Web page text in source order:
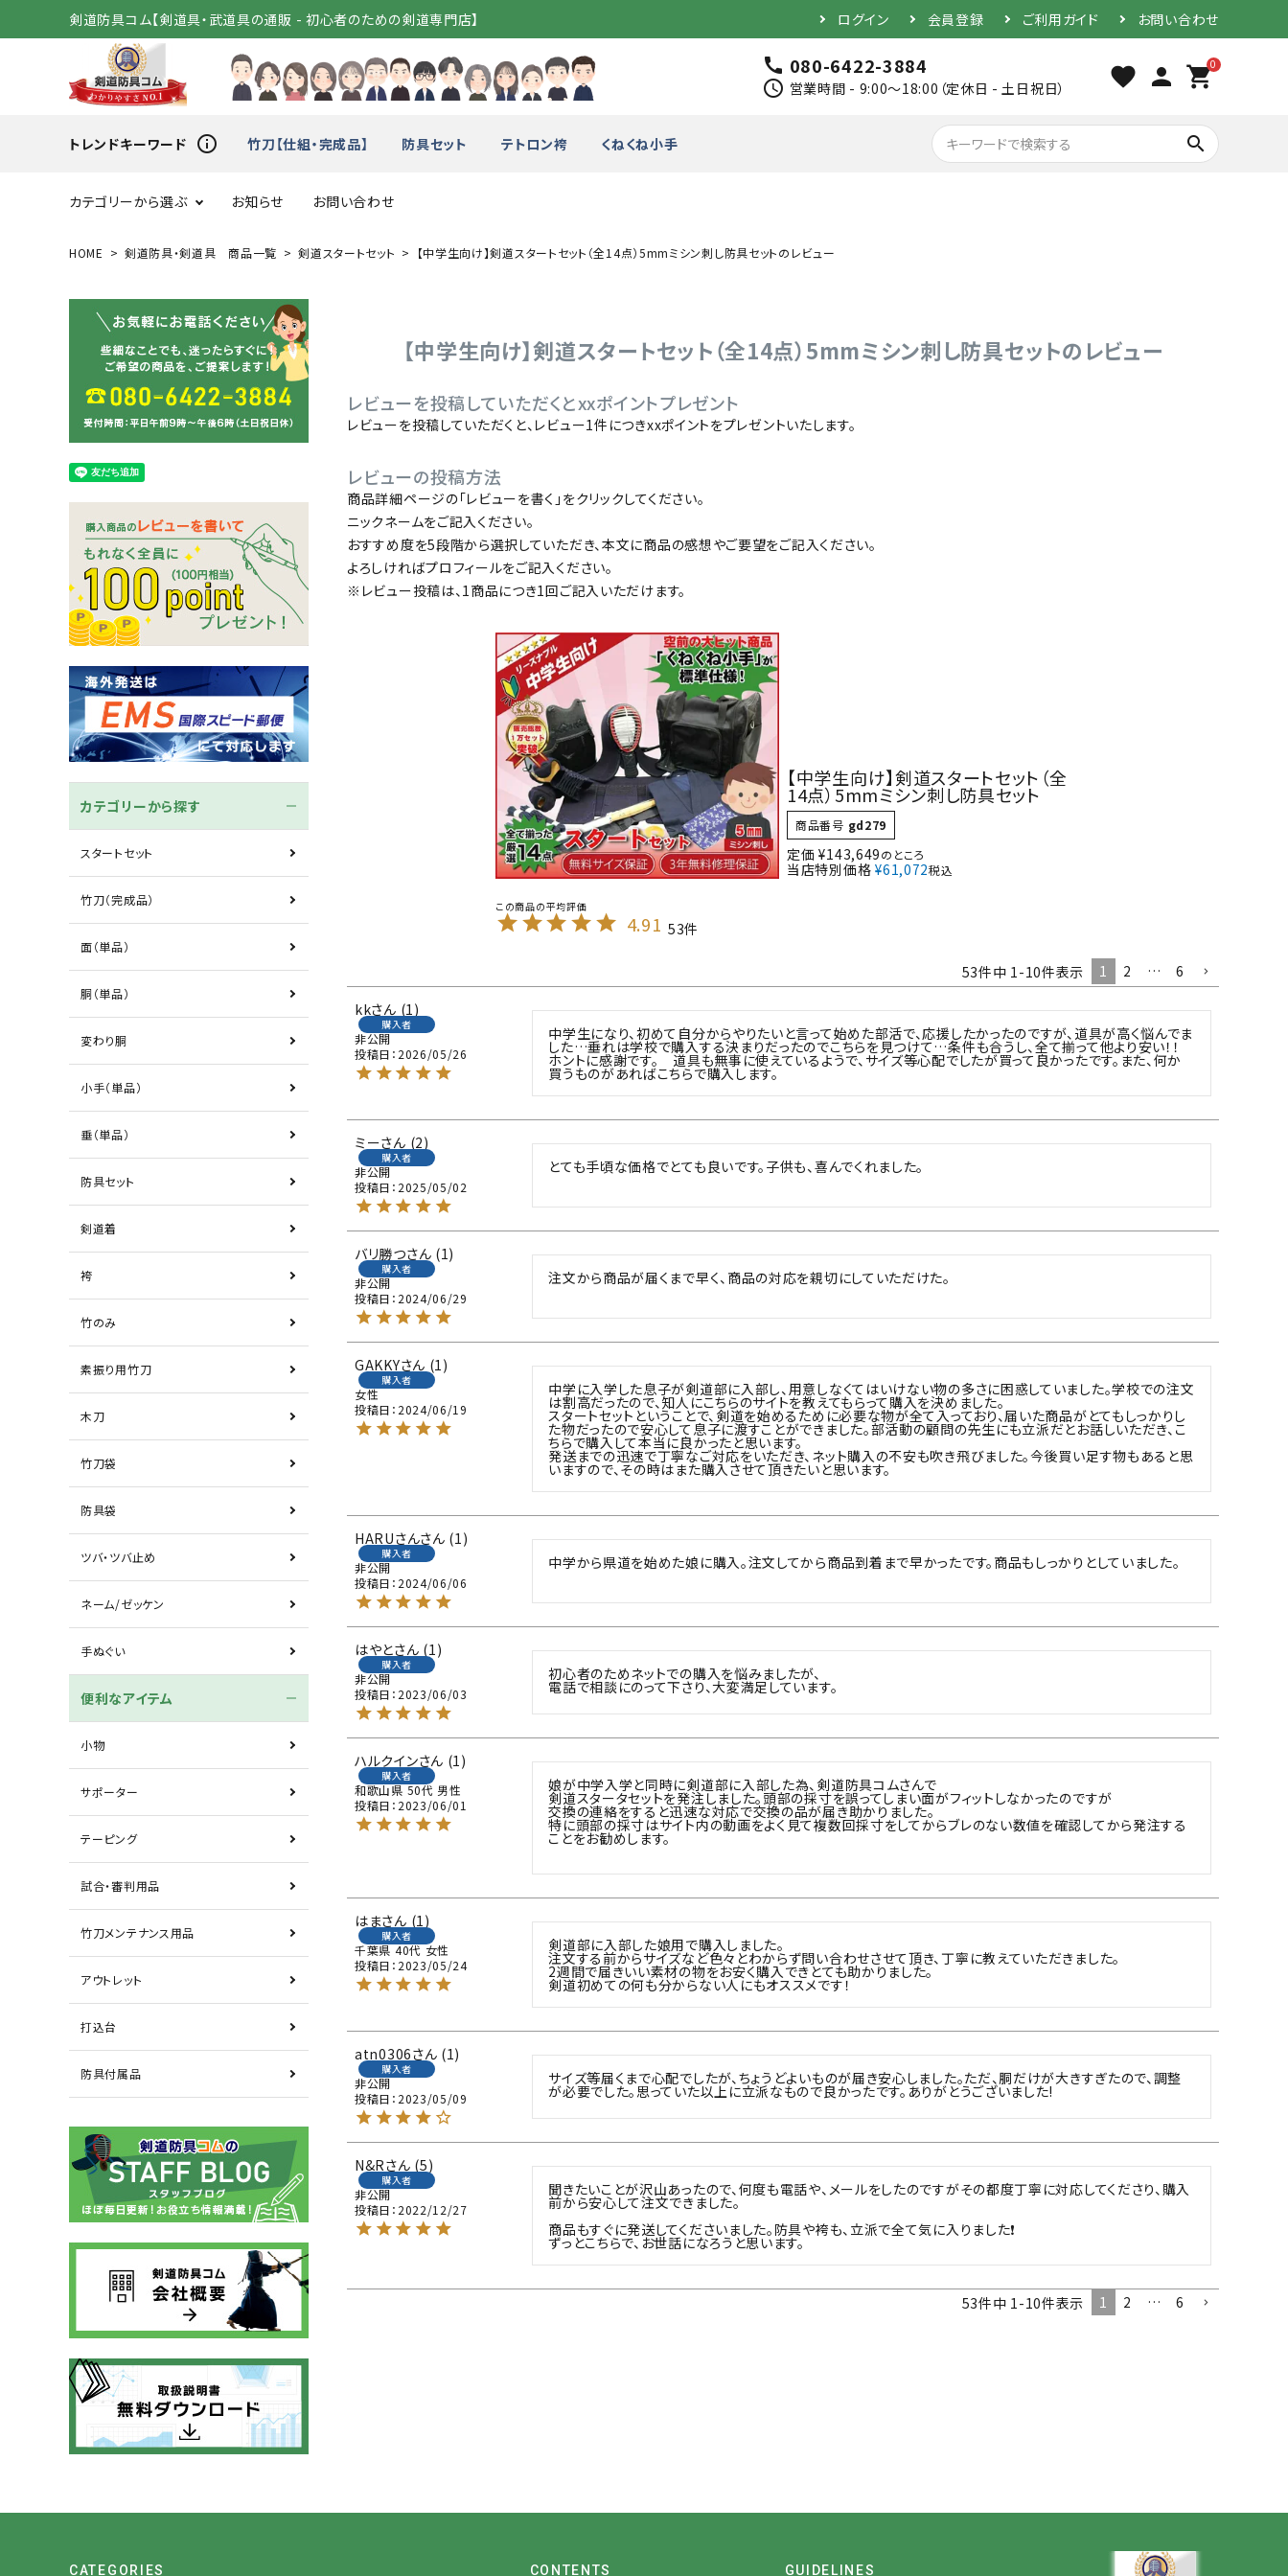
剣道防具コム【剣道具・武道具の通販 - 初心者のための剣道専門店】 ログイン 会員登録 ご利用ガイド お問い合わせ
call 080-6422-3884
schedule 営業時間 - 9:00～18:00（定休日 - 土日祝日） favorite person 0
shopping_cart
トレンドキーワード info_outline 竹刀【仕組・完成品】 防具セット テトロン袴 くねくね小手 search
カテゴリーから選ぶ
変わり胴 小手（単品） 垂（単品） 防具セット
剣道着 袴 竹のみ
ネーム/ゼッケン 手ぬぐい
お知らせ お問い合わせ
HOME 剣道防具・剣道具 商品一覧 剣道スタートセット 【中学生向け】剣道スタートセット（全14点）5mmミシン刺し防具セットのレビュー
カテゴリーから探す
スタートセット
竹刀（完成品）
面（単品）
胴（単品）
変わり胴
小手（単品）
垂（単品）
防具セット
剣道着
袴
竹のみ
素振り用竹刀
木刀
竹刀袋
防具袋
ツバ・ツバ止め
ネーム/ゼッケン
手ぬぐい
便利なアイテム
小物
サポーター
テーピング
試合・審判用品
竹刀メンテナンス用品
アウトレット
打込台
防具付属品
【中学生向け】剣道スタートセット（全14点）5mmミシン刺し防具セットのレビュー
レビューを投稿していただくとxxポイントプレゼント
レビューを投稿していただくと、レビュー1件につきxxポイントをプレゼントいたします。
レビューの投稿方法
商品詳細ページの「レビューを書く」をクリックしてください。
ニックネームをご記入ください。
おすすめ度を5段階から選択していただき、本文に商品の感想やご要望をご記入ください。
よろしければプロフィールをご記入ください。
※レビュー投稿は、1商品につき1回ご記入いただけます。
【中学生向け】剣道スタートセット（全
14点）5mmミシン刺し防具セット
商品番号 gd279
定価 ¥143,649のところ
当店特別価格 ¥61,072税込
4.91 53
53件中 1-10件表示 1 2 …
6
kk
1
購入者
非公開
投稿日 2026/05/26
中学生になり、初めて自分からやりたいと言って始めた部活で、応援したかったのですが、道具が高く悩んでま
した…垂れは学校で購入する決まりだったのでこちらを見つけて…条件も合うし、全て揃って他より安い！！
ホントに感謝です。　道具も無事に使えているようで、サイズ等心配でしたが買って良かったです。また、何か
買うものがあればこちらで購入します。
ミー 2
購入者
非公開
投稿日 2025/05/02
とても手頃な価格でとても良いです。子供も、喜んでくれました。
バリ勝つ 1
購入者
非公開
投稿日 2024/06/29
注文から商品が届くまで早く、商品の対応を親切にしていただけた。
GAKKY 1
購入者
女性
投稿日 2024/06/19
中学に入学した息子が剣道部に入部し、用意しなくてはいけない物の多さに困惑していました。学校での注文
は割高だったので、知人にこちらのサイトを教えてもらって購入を決めました。
スタートセットということで、剣道を始めるために必要な物が全て入っており、届いた商品がとてもしっかりし
た物だったので安心して息子に渡すことができました。部活動の顧問の先生にも立派だとお話しいただき、こ
ちらで購入して本当に良かったと思います。
発送までの迅速で丁寧なご対応をいただき、ネット購入の不安も吹き飛びました。今後買い足す物もあると思
いますので、その時はまた購入させて頂きたいと思います。
HARUさん 1
購入者
非公開
投稿日 2024/06/06
中学から県道を始めた娘に購入。注文してから商品到着まで早かったです。商品もしっかりとしていました。
はやと 1
購入者
非公開
投稿日 2023/06/03
初心者のためネットでの購入を悩みましたが、
電話で相談にのって下さり、大変満足しています。
ハルクイン 1
購入者
和歌山県 50代 男性
投稿日 2023/06/01
娘が中学入学と同時に剣道部に入部した為、剣道防具コムさんで
剣道スタータセットを発注しました。頭部の採寸を誤ってしまい面がフィットしなかったのですが
交換の連絡をすると迅速な対応で交換の品が届き助かりました。
特に頭部の採寸はサイト内の動画をよく見て複数回採寸をしてからブレのない数値を確認してから発注する
ことをお勧めします。
はま 1
購入者
千葉県 40代 女性
投稿日 2023/05/24
剣道部に入部した娘用で購入しました。
注文する前からサイズなど色々とわからず問い合わせさせて頂き、丁寧に教えていただきました。
2週間で届きいい素材の物をお安く購入できとても助かりました。
atn0306 1
購入者
非公開
投稿日 2023/05/09
サイズ等届くまで心配でしたが、ちょうどよいものが届き安心しました。ただ、胴だけが大きすぎたので、調整
が必要でした。思っていた以上に立派なもので良かったです。ありがとうございました!
N&R 5
購入者
非公開
投稿日 2022/12/27
聞きたいことが沢山あったので、何度も電話や、メールをしたのですがその都度丁寧に対応してくださり、購入
前から安心して注文できました。
商品もすぐに発送してくださいました。防具や袴も、立派で全て気に入りました❗
ずっとこちらで、お世話になろうと思います。
53件中 1-10件表示 1 2 … 6
CATEGORIES CONTENTS GUIDELINES